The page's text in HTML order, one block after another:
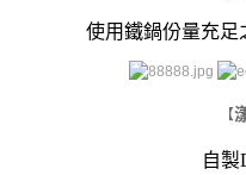
使用鐵鍋份量充足
【
自製